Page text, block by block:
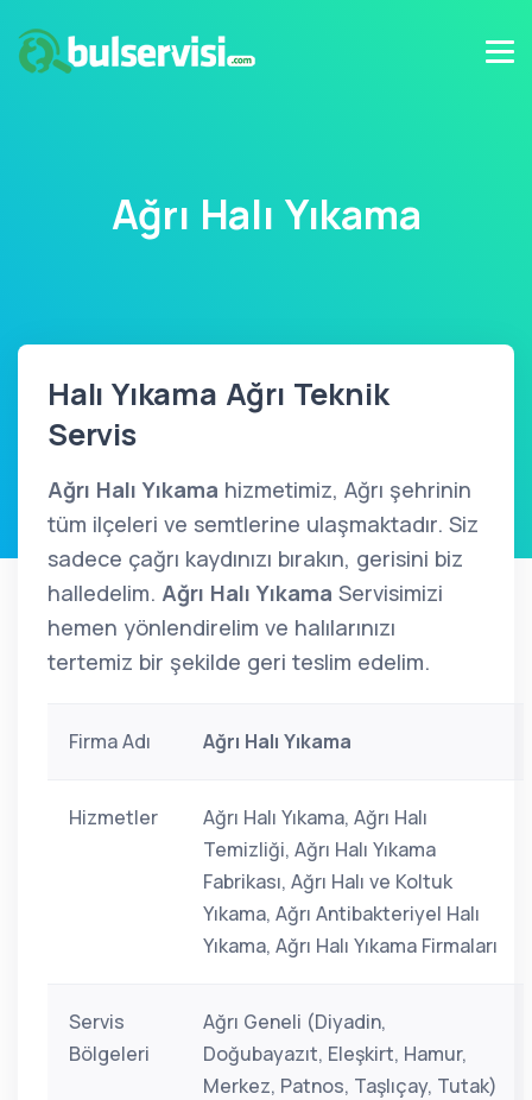
Ağrı Halı Yıkama
Halı Yıkama Ağrı Teknik
Servis
Ağrı Halı Yıkama hizmetimiz, Ağrı şehrinin
tüm ilçeleri ve semtlerine ulaşmaktadır. Siz
sadece çağrı kaydınızı bırakın, gerisini biz
halledelim. Ağrı Halı Yıkama Servisimizi
hemen yönlendirelim ve halılarınızı
tertemiz bir şekilde geri teslim edelim.
Firma Adı Ağrı Halı Yıkama
Hizmetler
Ağrı Halı Yıkama, Ağrı Halı
Temizliği, Ağrı Halı Yıkama
Fabrikası, Ağrı Halı ve Koltuk
Yıkama, Ağrı Antibakteriyel Halı
Yıkama, Ağrı Halı Yıkama Firmaları
Servis
Bölgeleri
Ağrı Geneli (Diyadin,
Doğubayazıt, Eleşkirt, Hamur,
Merkez, Patnos, Taşlıçay, Tutak)